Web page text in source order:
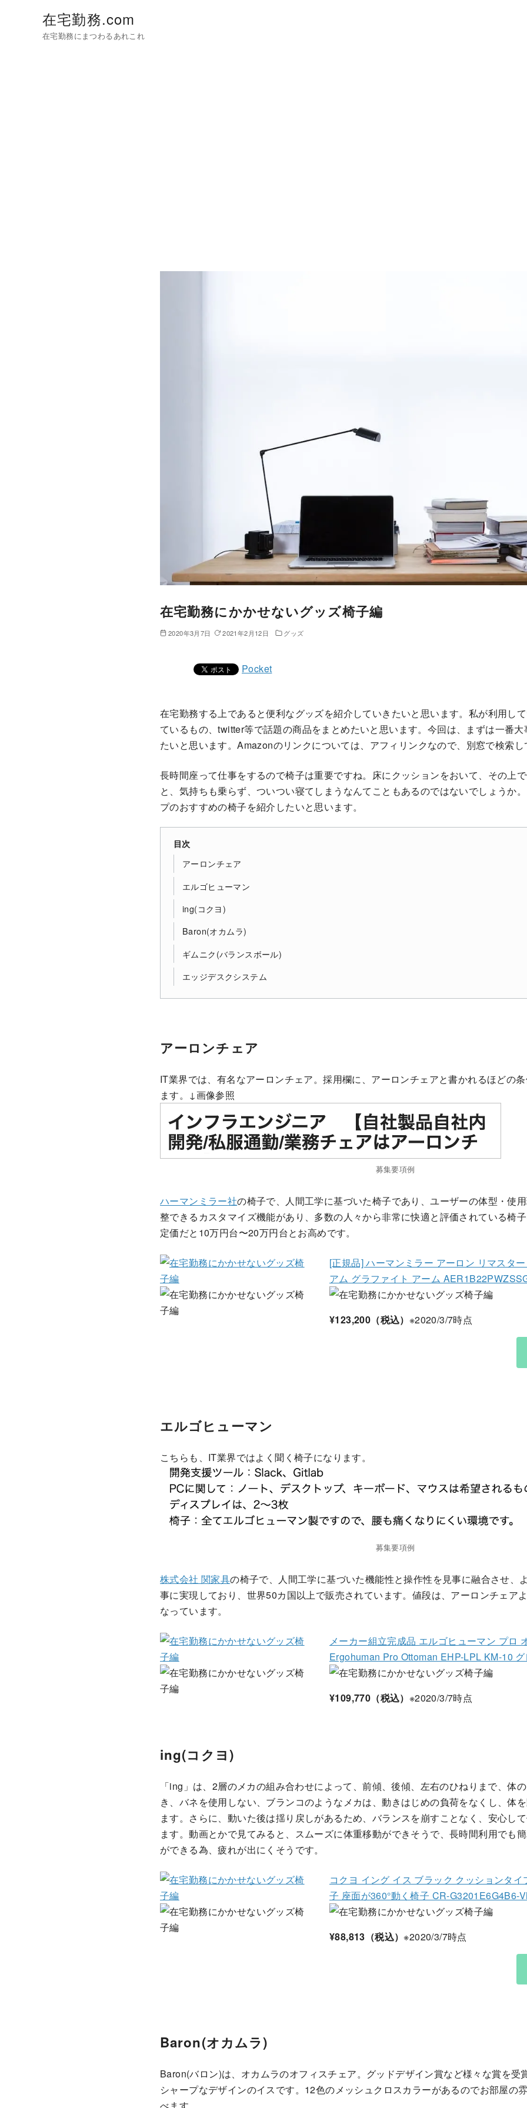
在宅勤務.com
在宅勤務にまつわるあれこれ
在宅勤務にかかせないグッズ椅子編
2020年3月7日 2021年2月12日 グッズ
Pocket
在宅勤務する上であると便利なグッズを紹介していきたいと思います。私が利用し
ているもの、twitter等で話題の商品をまとめたいと思います。今回は、まずは一番
たいと思います。Amazonのリンクについては、アフィリンクなので、別窓で検索し
長時間座って仕事をするので椅子は重要ですね。床にクッションをおいて、その上
と、気持ちも乗らず、ついつい寝てしまうなんてこともあるのではないでしょうか
プのおすすめの椅子を紹介したいと思います。
目次
アーロンチェア
エルゴヒューマン
ing(コクヨ)
Baron(オカムラ)
ギムニク(バランスボール)
エッジデスクシステム
アーロンチェア
IT業界では、有名なアーロンチェア。採用欄に、アーロンチェアと書かれるほどの
ます。↓画像参照
募集要項例
ハーマンミラー社の椅子で、人間工学に基づいた椅子であり、ユーザーの体型・使
整できるカスタマイズ機能があり、多数の人々から非常に快適と評価されている椅子
定価だと10万円台〜20万円台とお高めです。
[正規品] ハーマンミラー アーロン リマスタ
アム グラファイト アーム
¥123,200（税込） ※2020/3/7時点
エルゴヒューマン
こちらも、IT業界ではよく聞く椅子になります。
募集要項例
株式会社 関家具の椅子で、人間工学に基づいた機能性と操作性を見事に融合させ、
事に実現しており、世界50カ国以上で販売されています。値段は、アーロンチェア
なっています。
メーカー組立完成品 エルゴヒューマン プロ
Ergohuman Pro Ottoman EHP-LPL KM-10
¥109,770（税込） ※2020/3/7時点
ing(コクヨ)
「ing」は、2層のメカの組み合わせによって、前傾、後傾、左右のひねりまで、体
き、バネを使用しない、ブランコのようなメカは、動きはじめの負荷をなくし、体
ます。さらに、動いた後は揺り戻しがあるため、バランスを崩すことなく、安心し
ます。動画とかで見てみると、スムーズに体重移動ができそうで、長時間利用でも
ができる為、疲れが出にくそうです。
コクヨ イング イス ブラック クッションタ
子 座面が360°動く椅子 CR-G3201E6G4B6-
¥88,813（税込）※2020/3/7時点
Baron(オカムラ)
Baron(バロン)は、オカムラのオフィスチェア。グッドデザイン賞など様々な賞を受
シャープなデザインのイスです。12色のメッシュクロスカラーがあるのでお部屋の